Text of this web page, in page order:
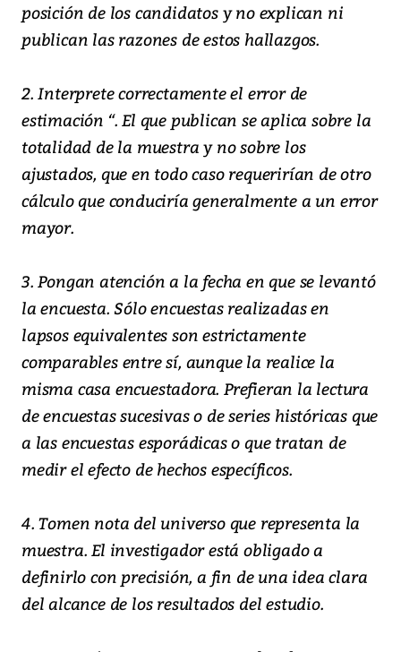
posición de los candidatos y no explican ni
publican las razones de estos hallazgos.
2. Interprete correctamente el error de
estimación “. El que publican se aplica sobre la
totalidad de la muestra y no sobre los
ajustados, que en todo caso requerirían de otro
cálculo que conduciría generalmente a un error
mayor.
3. Pongan atención a la fecha en que se levantó
la encuesta. Sólo encuestas realizadas en
lapsos equivalentes son estrictamente
comparables entre sí, aunque la realice la
misma casa encuestadora. Prefieran la lectura
de encuestas sucesivas o de series históricas que
a las encuestas esporádicas o que tratan de
medir el efecto de hechos específicos.
4. Tomen nota del universo que representa la
muestra. El investigador está obligado a
definirlo con precisión, a fin de una idea clara
del alcance de los resultados del estudio.